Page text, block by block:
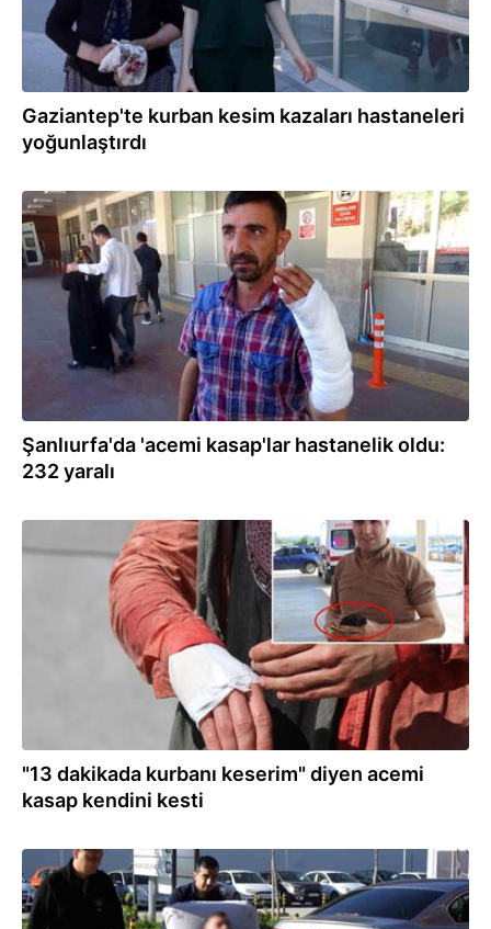
Gaziantep'te kurban kesim kazaları hastaneleri
yoğunlaştırdı
27.05.2026
Şanlıurfa'da 'acemi kasap'lar hastanelik oldu:
232 yaralı
27.05.2026
"13 dakikada kurbanı keserim" diyen acemi
kasap kendini kesti
27.05.2026